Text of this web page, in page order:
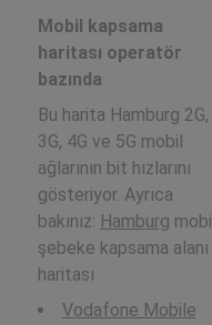
Mobil kapsama
haritası operatör
bazında
Bu harita Hamburg 2G,
3G, 4G ve 5G mobil
ağlarının bit hızlarını
gösteriyor. Ayrıca
bakınız: Hamburg mobil
şebeke kapsama alanı
haritası
Vodafone Mobile